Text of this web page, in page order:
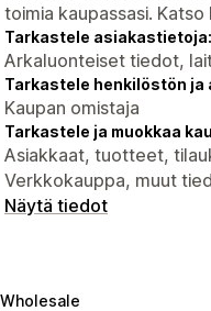
toimia kaupassasi.
Tarkastele asiakastietoja:
Arkaluonteiset tiedot,
Tarkastele henkilöstön
Kaupan omistaja
Tarkastele ja muokkaa
Asiakkaat, tuotteet,
Verkkokauppa, muut
Näytä tiedot